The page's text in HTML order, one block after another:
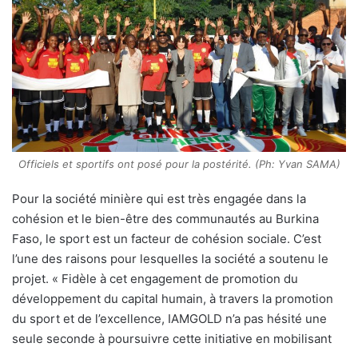
Officiels et sportifs ont posé pour la postérité. (Ph: Yvan SAMA)
Pour la société minière qui est très engagée dans la
cohésion et le bien-être des communautés au Burkina
Faso, le sport est un facteur de cohésion sociale. C’est
l’une des raisons pour lesquelles la société a soutenu le
projet. « Fidèle à cet engagement de promotion du
développement du capital humain, à travers la promotion
du sport et de l’excellence, IAMGOLD n’a pas hésité une
seule seconde à poursuivre cette initiative en mobilisant